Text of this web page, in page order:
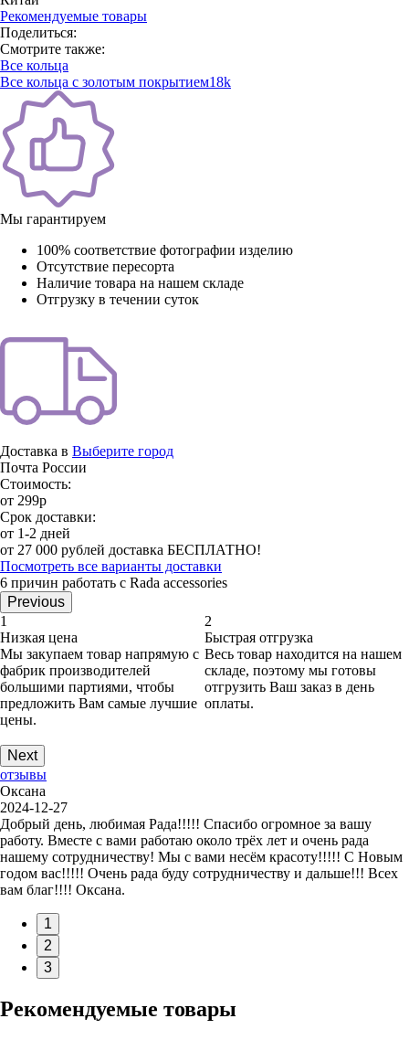
Рекомендуемые товары
Поделиться:
Смотрите также:
Все кольца
Все кольца с золотым покрытием18k
Мы гарантируем
100% соответствие фотографии изделию
Отсутствие пересорта
Наличие товара на нашем складе
Отгрузку в течении суток
Доставка в Выберите город
Почта России
Стоимость:
от 299р
Срок доставки:
от 1-2 дней
от 27 000 рублей доставка БЕСПЛАТНО!
Посмотреть все варианты доставки
6 причин работать с Rada accessories
Previous
1
Низкая цена
Мы закупаем товар напрямую с
фабрик производителей
большими партиями, чтобы
предложить Вам самые лучшие
цены.
2
Быстрая отгрузка
Весь товар находится на нашем
складе, поэтому мы готовы
отгрузить Ваш заказ в день
оплаты.
Next
отзывы
Оксана
2024-12-27
Добрый день, любимая Рада!!!!! Спасибо огромное за вашу
работу. Вместе с вами работаю около трёх лет и очень рада
нашему сотрудничеству! Мы с вами несём красоту!!!!! С Новым
годом вас!!!!! Очень рада буду сотрудничеству и дальше!!! Всех
вам благ!!!! Оксана.
1
2
3
Рекомендуемые товары